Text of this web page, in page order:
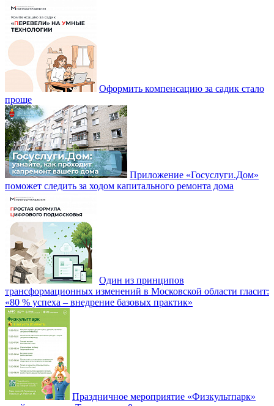
Оформить компенсацию за садик стало
проще
Приложение «Госуслуги.Дом»
поможет следить за ходом капитального ремонта дома
Один из принципов
трансформационных изменений в Московской области гласит:
«80 % успеха – внедрение базовых практик»
Праздничное мероприятие «Физкультпарк»